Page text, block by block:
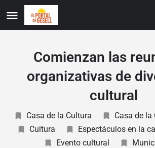
Comienzan las
organizativas de
cultural
Casa de la Cultura
Casa de la
Cultura
Espectáculos en la
Evento cultural